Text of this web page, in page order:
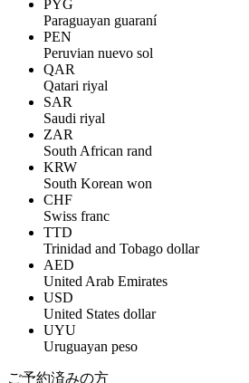
PYG
Paraguayan guaraní
PEN
Peruvian nuevo sol
QAR
Qatari riyal
SAR
Saudi riyal
ZAR
South African rand
KRW
South Korean won
CHF
Swiss franc
TTD
Trinidad and Tobago dollar
AED
United Arab Emirates
USD
United States dollar
UYU
Uruguayan peso
ご予約済みの方